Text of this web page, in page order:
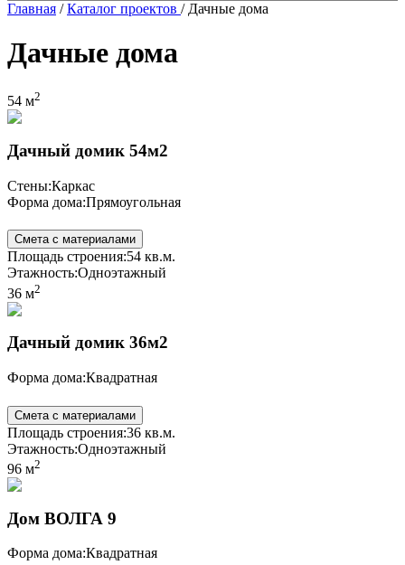
Главная /Каталог проектов / Дачные дома
Дачные дома
54 м2
Дачный домик 54м2
Стены:Каркас
Форма дома:Прямоугольная
Смета с материалами
Площадь строения:54 кв.м.
Этажность:Одноэтажный
36 м2
Дачный домик 36м2
Форма дома:Квадратная
Смета с материалами
Площадь строения:36 кв.м.
Этажность:Одноэтажный
96 м2
Дом ВОЛГА 9
Форма дома:Квадратная